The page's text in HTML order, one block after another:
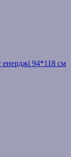
94*118 см